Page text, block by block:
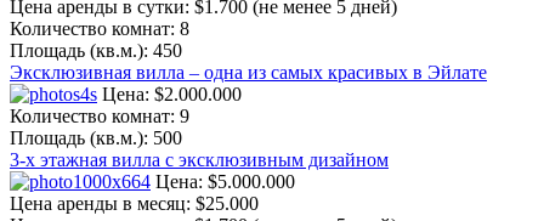
Цена аренды в сутки: $1.700 (не менее 5 дней)
Количество комнат: 8
Площадь (кв.м.): 450
Эксклюзивная вилла – одна из самых красивых в Эйлате
Цена: $2.000.000
Количество комнат: 9
Площадь (кв.м.): 500
3-х этажная вилла с эксклюзивным дизайном
Цена: $5.000.000
Цена аренды в месяц: $25.000